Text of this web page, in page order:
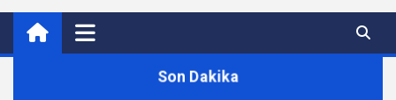
Kırkağaç 40Haber
Kırkağaç'ın Yerel Haber Sitesi
Son Dakika